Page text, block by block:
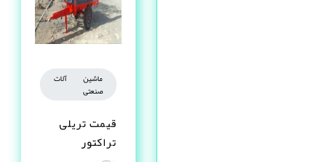
ماشین آلات
صنعتی
قیمت تریلی
تراکتور